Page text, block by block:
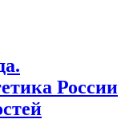
России